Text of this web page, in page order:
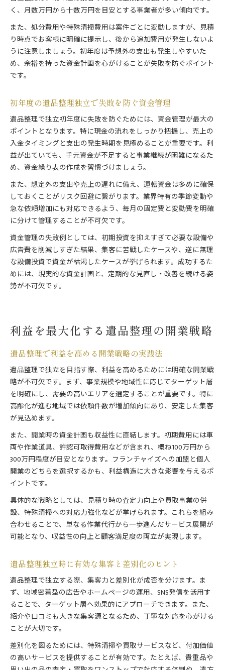
く、月数万円から十数万円を目安とする事業者が多い傾向です。
また、処分費用や特殊清掃費用は案件ごとに変動しますが、見積
り時点でお客様に明確に提示し、後から追加費用が発生しないよ
うに注意しましょう。初年度は予想外の支出も発生しやすいた
め、余裕を持った資金計画を心がけることが失敗を防ぐポイント
です。
初年度の遺品整理独立で失敗を防ぐ資金管理
遺品整理で独立初年度に失敗を防ぐためには、資金管理が最大の
ポイントとなります。特に現金の流れをしっかり把握し、売上の
入金タイミングと支出の発生時期を見極めることが重要です。利
益が出ていても、手元資金が不足すると事業継続が困難になるた
め、資金繰り表の作成を習慣づけましょう。
また、想定外の支出や売上の遅れに備え、運転資金は多めに確保
しておくことがリスク回避に繋がります。業界特有の季節変動や
急な依頼増加にも対応できるよう、毎月の固定費と変動費を明確
に分けて管理することが不可欠です。
資金管理の失敗例としては、初期投資を抑えすぎて必要な設備や
広告費を削減しすぎた結果、集客に苦戦したケースや、逆に無理
な設備投資で資金が枯渇したケースが挙げられます。成功するた
めには、現実的な資金計画と、定期的な見直し・改善を続ける姿
勢が不可欠です。
利益を最大化する遺品整理の開業戦略
遺品整理で利益を高める開業戦略の実践法
遺品整理で独立を目指す際、利益を高めるためには明確な開業戦
略が不可欠です。まず、事業規模や地域性に応じてターゲット層
を明確にし、需要の高いエリアを選定することが重要です。特に
高齢化が進む地域では依頼件数が増加傾向にあり、安定した集客
が見込めます。
また、開業時の資金計画も収益性に直結します。初期費用には車
両や作業道具、許認可取得費用などが含まれ、概ね100万円から
300万円程度が目安となります。フランチャイズへの加盟と個人
開業のどちらを選択するかも、利益構造に大きな影響を与えるポ
イントです。
具体的な戦略としては、見積り時の査定力向上や買取事業の併
設、特殊清掃への対応力強化などが挙げられます。これらを組み
合わせることで、単なる作業代行から一歩進んだサービス展開が
可能となり、収益性の向上と顧客満足度の両立が実現します。
遺品整理独立時に有効な集客と差別化のヒント
遺品整理で独立する際、集客力と差別化が成否を分けます。ま
ず、地域密着型の広告やホームページの運用、SNS発信を活用す
ることで、ターゲット層へ効果的にアプローチできます。また、
紹介や口コミも大きな集客源となるため、丁寧な対応を心がける
ことが大切です。
差別化を図るためには、特殊清掃や買取サービスなど、付加価値
の高いサービスを提供することが有効です。たとえば、貴重品や